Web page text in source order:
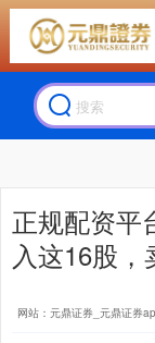
正规配资平
入这16股
网站：元鼎证券_元鼎证券